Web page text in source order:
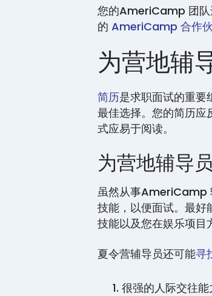
您的AmeriCamp 团队
的 AmeriCamp 合作
为营地辅
简历是求职面试的重要
最佳选择。您的简历应
式应易于阅读。
为营地辅导
虽然从事AmeriCamp
技能，以便面试。最好
技能以及您在娱乐项目
夏令营辅导员还可能寻
很强的人际交往能